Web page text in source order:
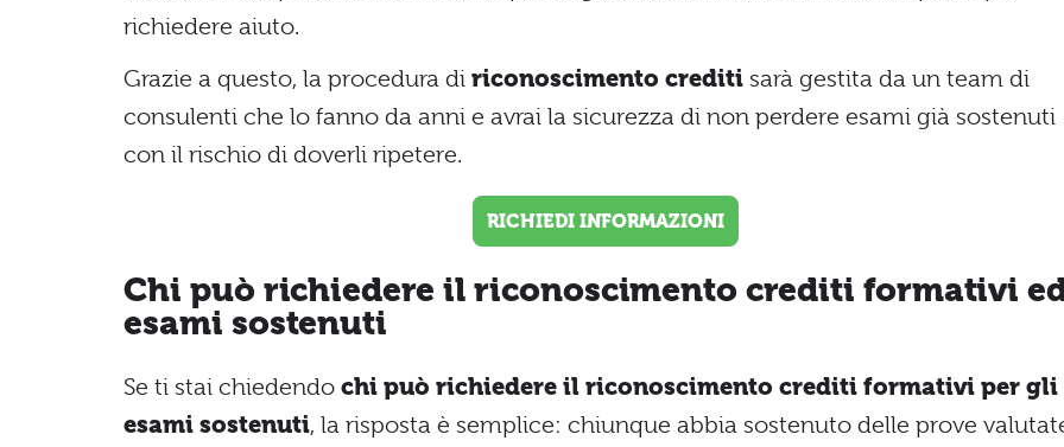
richiedere aiuto.
Grazie a questo, la procedura di riconoscimento crediti sarà gestita da un team di
consulenti che lo fanno da anni e avrai la sicurezza di non perdere esami già sostenuti
con il rischio di doverli ripetere.
RICHIEDI INFORMAZIONI
Chi può richiedere il riconoscimento crediti formativi
esami sostenuti
Se ti stai chiedendo chi può richiedere il riconoscimento crediti formativi per gli
esami sostenuti, la risposta è semplice: chiunque abbia sostenuto delle prove